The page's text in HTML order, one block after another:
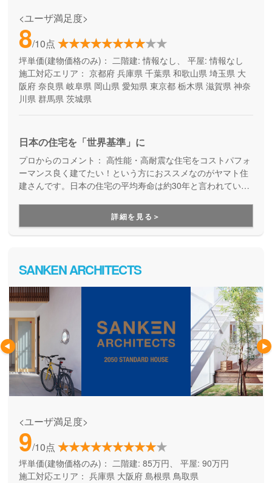
<ユーザ満足度>
8/10点
坪単価(建物価格のみ)： 二階建: 情報なし、 平屋: 情報なし
施工対応エリア： 京都府 兵庫県 千葉県 和歌山県 埼玉県 大
阪府 奈良県 岐阜県 岡山県 愛知県 東京都 栃木県 滋賀県 神奈
川県 群馬県 茨城県
日本の住宅を「世界基準」に
プロからのコメント： 高性能・高耐震な住宅をコストパフォ
ーマンス良く建てたい！という方におススメなのがヤマト住
建さんです。日本の住宅の平均寿命は約30年と言われていま
詳細を見る＞
SANKEN ARCHITECTS
<ユーザ満足度>
9/10点
坪単価(建物価格のみ)： 二階建: 85万円、 平屋: 90万円
施工対応エリア： 兵庫県 大阪府 島根県 鳥取県